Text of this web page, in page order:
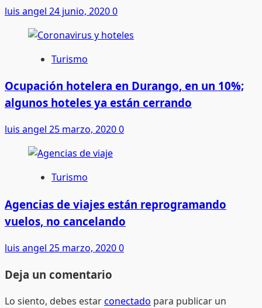
luis angel 24 junio, 20200
Turismo
Ocupación hotelera en Durango, en un 10%;
algunos hoteles ya están cerrando
luis angel 25 marzo, 20200
Turismo
Agencias de viajes están reprogramando
vuelos, no cancelando
luis angel 25 marzo, 20200
Deja un comentario
Lo siento, debes estarconectado para publicar un